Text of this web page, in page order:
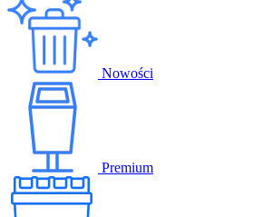
Nowości
Premium